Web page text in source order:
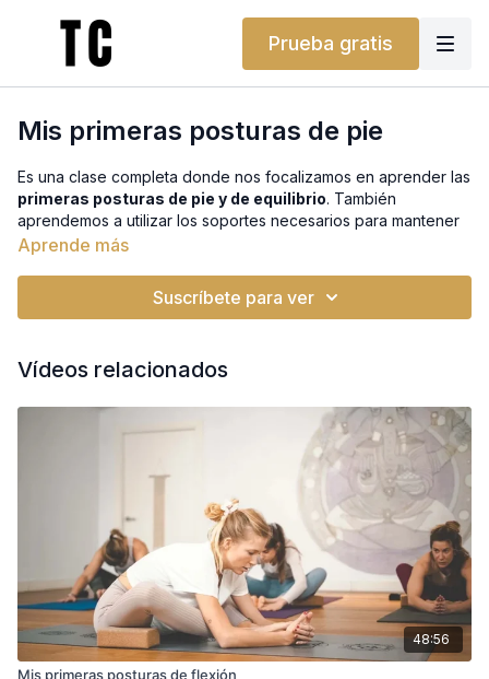
Prueba gratis
Mis primeras posturas de pie
Es una clase completa donde nos focalizamos en aprender las
primeras posturas de pie y de equilibrio. También
aprendemos a utilizar los soportes necesarios para mantener
las posturas.
¿No tienes bloques, bolster o cinturón? ¡No te preocupes!
Puedes usar un libro, una almohada o un cinturón de casa. Te
Aprende más
Suscríbete para ver
Vídeos relacionados
48:56
Mis primeras posturas de flexión